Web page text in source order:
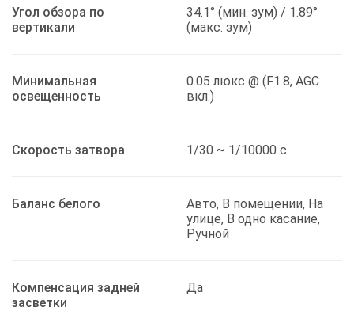
Угол обзора по
вертикали
34.1° (мин. зум) / 1.89°
(макс. зум)
Минимальная
освещенность
0.05 люкс @ (F1.8, AGC
вкл.)
Скорость затвора 1/30 ~ 1/10000 с
Баланс белого
Авто, В помещении, На
улице, В одно касание,
Ручной
Компенсация задней
засветки
Да